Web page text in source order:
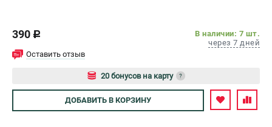
390 c
В наличии: 7 шт.
через 7 дней
Оставить отзыв
20 бонусов на карту ?
Авторизуйтесь
ДОБАВИТЬ В КОРЗИНУ